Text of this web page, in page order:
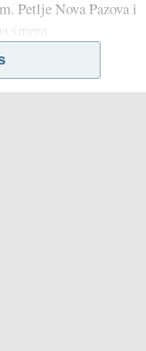
Petlje Nova Pazova i
smera.